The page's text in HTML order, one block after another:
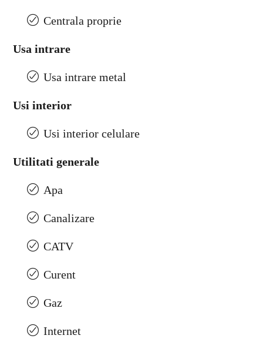
Centrala proprie
Usa intrare
Usa intrare metal
Usi interior
Usi interior celulare
Utilitati generale
Apa
Canalizare
CATV
Curent
Gaz
Internet